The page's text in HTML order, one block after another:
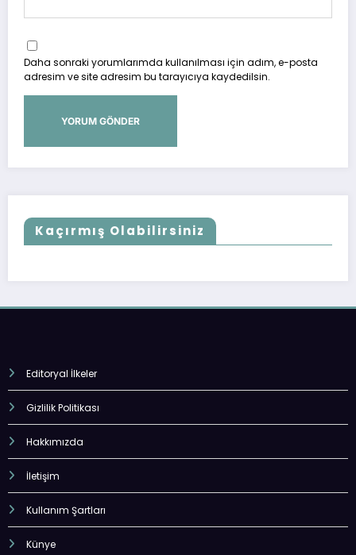
Daha sonraki yorumlarımda kullanılması için adım, e-posta
adresim ve site adresim bu tarayıcıya kaydedilsin.
Kaçırmış Olabilirsiniz
Editoryal İlkeler
Gizlilik Politikası
Hakkımızda
İletişim
Kullanım Şartları
Künye